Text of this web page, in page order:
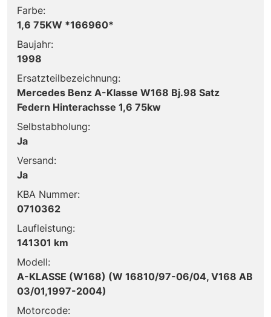
Farbe:
1,6 75KW *166960*
Baujahr:
1998
Ersatzteilbezeichnung:
Mercedes Benz A-Klasse W168 Bj.98 Satz
Federn Hinterachsse 1,6 75kw
Selbstabholung:
Ja
Versand:
Ja
KBA Nummer:
0710362
Laufleistung:
141301 km
Modell:
A-KLASSE (W168) (W 16810/97-06/04, V168 AB
03/01,1997-2004)
Motorcode: